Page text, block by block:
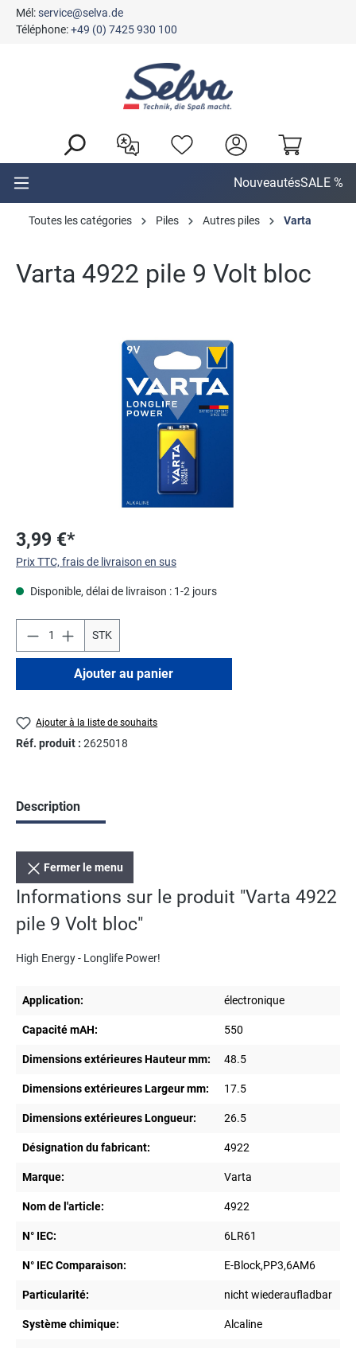
principal
Mél:service@selva.de
Téléphone:+49 (0) 7425 930 100
NouveautésSALE %
Toutes les catégories Piles Autres piles Varta
Varta 4922 pile 9 Volt bloc
Ignorer la galerie d'images
3,99 €*
Prix TTC, frais de livraison en sus
Disponible, délai de livraison : 1-2 jours
STK
Ajouter au panier
Ajouter à la liste de souhaits
Réf. produit : 2625018
Description
Fermer le menu
Informations sur le produit "Varta 4922
pile 9 Volt bloc"
High Energy - Longlife Power!
Application: électronique
Capacité mAH: 550
Dimensions extérieures Hauteur mm: 48.5
Dimensions extérieures Largeur mm: 17.5
Dimensions extérieures Longueur: 26.5
Désignation du fabricant: 4922
Marque: Varta
Nom de l'article: 4922
N° IEC: 6LR61
N° IEC Comparaison: E-Block,PP3,6AM6
Particularité: nicht wiederaufladbar
Système chimique: Alcaline